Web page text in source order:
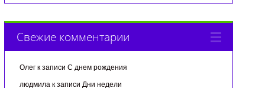
Свежие комментарии
Олегк записи С днем рождения
людмилак записи Дни недели